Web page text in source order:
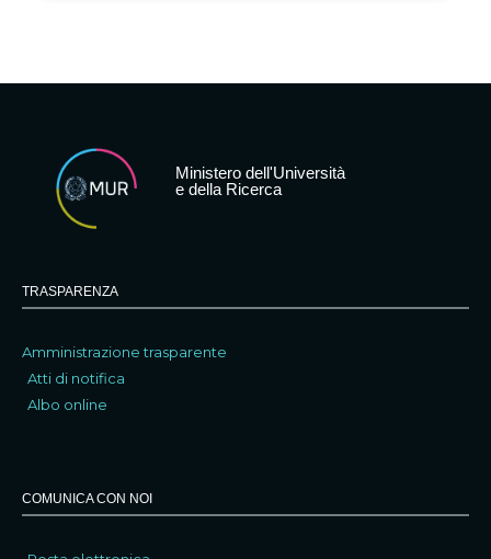
Ministero dell'Università
e della Ricerca
TRASPARENZA
Amministrazione trasparente
Atti di notifica
Albo online
COMUNICA CON NOI